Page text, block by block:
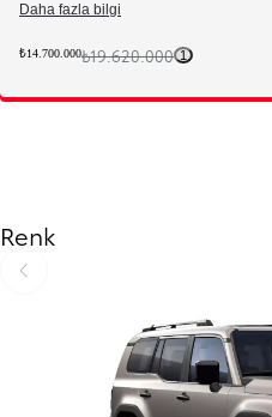
Daha fazla bilgi
₺14.700.000₺19.620.000 1
Renk
Önceki slayt